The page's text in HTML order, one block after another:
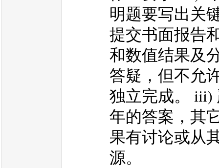
明题要写出关
提交书面报告
和数值结果及
答疑，但不允
独立完成。 iii)
年的答案，其
果有讨论或从
源。